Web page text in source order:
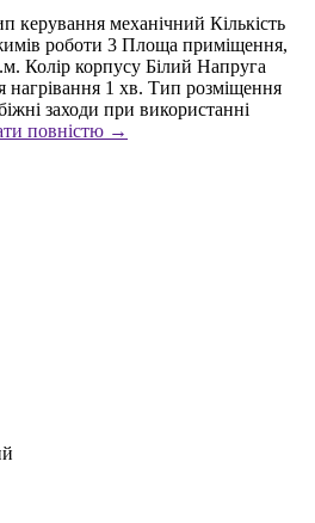
механічний Кількість
роботи 3 Площа приміщення,
Колір корпусу Білий Напруга
нагрівання 1 хв. Тип розміщення
заходи при використанні
повністю →